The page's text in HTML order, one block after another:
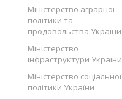
Міністерство аграрної
політики та
продовольства України
Міністерство
інфраструктури України
Міністерство соціальної
політики України